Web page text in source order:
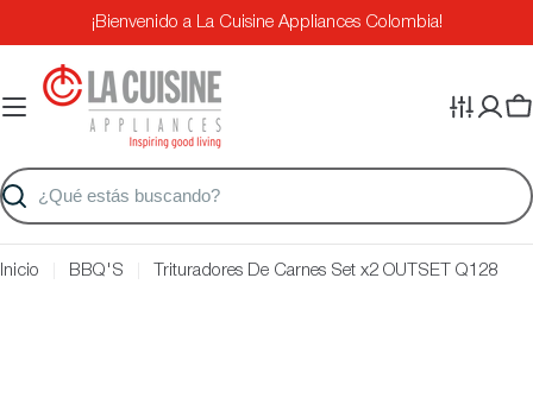
al
contenido
¡Bienvenido a La Cuisine Appliances Colombia!
Buscar
Inicio BBQ'S Trituradores De Carnes Set x2 OUTSET Q128